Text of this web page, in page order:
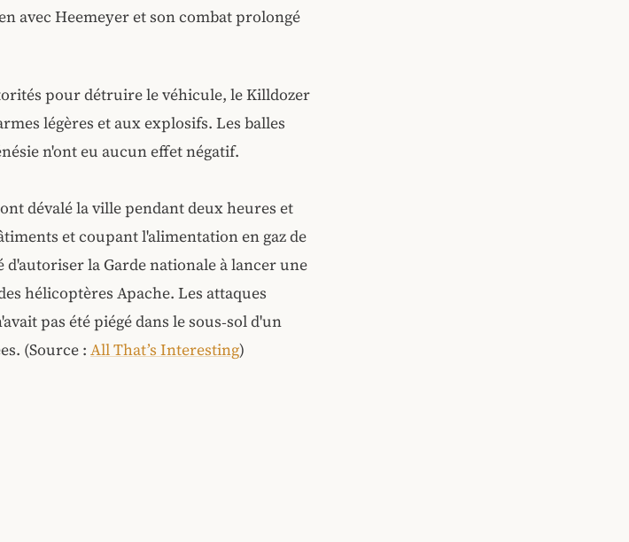
avec Heemeyer et son combat prolongé
pour détruire le véhicule, le Killdozer
légères et aux explosifs. Les balles
n'ont eu aucun effet négatif.
dévalé la ville pendant deux heures et
et coupant l'alimentation en gaz de
la Garde nationale à lancer une
hélicoptères Apache. Les attaques
pas été piégé dans le sous‑sol d'un
(Source : All That’s Interesting)